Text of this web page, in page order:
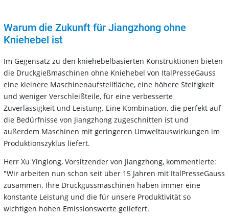
Warum die Zukunft für Jiangzhong ohne
Kniehebel ist
Im Gegensatz zu den kniehebelbasierten Konstruktionen bieten
die Druckgießmaschinen ohne Kniehebel von ItalPresseGauss
eine kleinere Maschinenaufstellfläche, eine höhere Steifigkeit
und weniger Verschleißteile, für eine verbesserte
Zuverlässigkeit und Leistung. Eine Kombination, die perfekt auf
die Bedürfnisse von Jiangzhong zugeschnitten ist und
außerdem Maschinen mit geringeren Umweltauswirkungen im
Produktionszyklus liefert.
Herr Xu Yinglong, Vorsitzender von Jiangzhong, kommentierte:
"Wir arbeiten nun schon seit über 15 Jahren mit ItalPresseGauss
zusammen. Ihre Druckgussmaschinen haben immer eine
konstante Leistung und die für unsere Produktivität so
wichtigen hohen Emissionswerte geliefert.